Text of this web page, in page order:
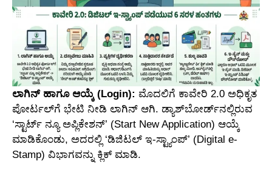
ಲಾಗಿನ್ ಹಾಗೂ ಆಯ್ಕೆ (Login): ಮೊದಲಿಗೆ ಕಾವೇರಿ 2.0 ಅಧಿಕೃತ
ಪೋರ್ಟಲ್‌ಗೆ ಭೇಟಿ ನೀಡಿ ಲಾಗಿನ್ ಆಗಿ. ಡ್ಯಾಶ್‌ಬೋರ್ಡ್‌ನಲ್ಲಿರುವ
‘ಸ್ಟಾರ್ಟ್ ನ್ಯೂ ಅಪ್ಲಿಕೇಶನ್’ (Start New Application) ಆಯ್ಕೆ
ಮಾಡಿಕೊಂಡು, ಅದರಲ್ಲಿ ‘ಡಿಜಿಟಲ್ ಇ-ಸ್ಟ್ಯಾಂಪ್’ (Digital e-
Stamp) ವಿಭಾಗವನ್ನು ಕ್ಲಿಕ್ ಮಾಡಿ.